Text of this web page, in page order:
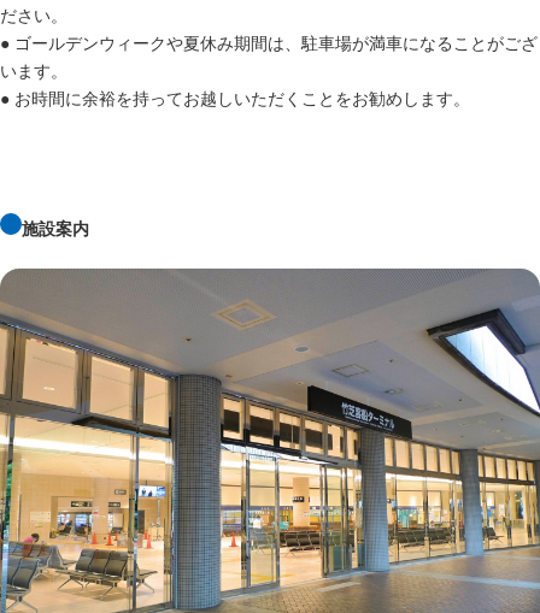
ださい。
● ゴールデンウィークや夏休み期間は、駐車場が満車になることがござ
います。
● お時間に余裕を持ってお越しいただくことをお勧めします。
施設案内